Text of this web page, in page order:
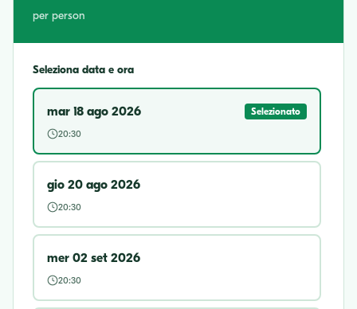
per person
Seleziona data e ora
mar 18 ago 2026
Selezionato
20:30
gio 20 ago 2026
20:30
mer 02 set 2026
20:30